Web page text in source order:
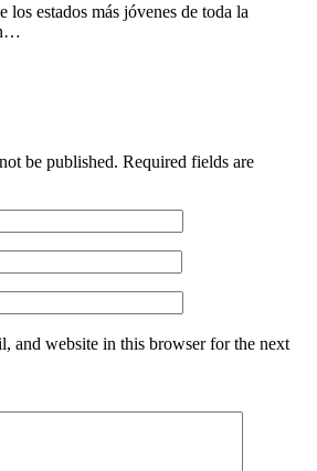
los estados más jóvenes de toda la
be published. Required fields are
and website in this browser for the next